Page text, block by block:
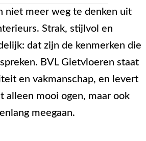
niet meer weg te denken uit
Strak, stijlvol en
dat zijn de kenmerken die
BVL Gietvloeren staat
en vakmanschap, en levert
alleen mooi ogen, maar ook
meegaan.